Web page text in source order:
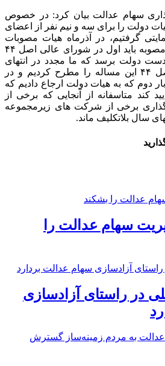
سهام عدالت بیان کرد: در خصوص
دولت را برای سه و نیم نفر از اعضای
گرفتیم، در آذرماه هیات مصوبات
مجلس اعلام کرد که این مصوبه باید اول در شورای عالی اصل ۴۴
دولت برسد که ما مجدد در انتهای
سال در شورای عالی اصل ۴۴ این مساله را مطرح کردیم و در
دوم که به هیات دولت ارجاع دادیم که
کند متاسفانه از آنجایی که برخی از
برخی از شرکت های زیرمجموعه
سال بلاتکلیف ماند.
سهام عدالت را
در راستای آزادسازی